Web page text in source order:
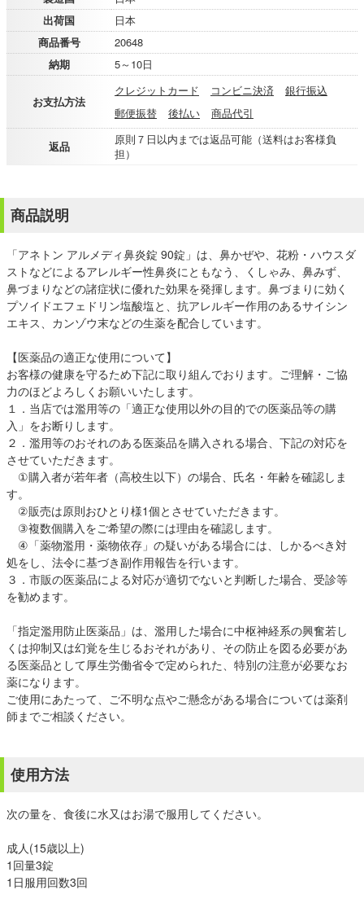
出荷国
日本
商品番号
20648
納期
5～10日
お支払方法
クレジットカード コンビニ決済
銀行振込
郵便振替
後払い 商品代引
返品
原則７日以内までは返品可能（送料はお客様負
担）
商品説明
「アネトン アルメディ鼻炎錠 90錠」は、鼻かぜや、花粉・ハウスダ
ストなどによるアレルギー性鼻炎にともなう、くしゃみ、鼻みず、
鼻づまりなどの諸症状に優れた効果を発揮します。鼻づまりに効く
プソイドエフェドリン塩酸塩と、抗アレルギー作用のあるサイシン
エキス、カンゾウ末などの生薬を配合しています。
【医薬品の適正な使用について】
お客様の健康を守るため下記に取り組んでおります。ご理解・ご協
力のほどよろしくお願いいたします。
１．当店では濫用等の「適正な使用以外の目的での医薬品等の購
入」をお断りします。
２．濫用等のおそれのある医薬品を購入される場合、下記の対応を
させていただきます。
①購入者が若年者（高校生以下）の場合、氏名・年齢を確認しま
す。
②販売は原則おひとり様1個とさせていただきます。
③複数個購入をご希望の際には理由を確認します。
④「薬物濫用・薬物依存」の疑いがある場合には、しかるべき対
処をし、法令に基づき副作用報告を行います。
３．市販の医薬品による対応が適切でないと判断した場合、受診等
を勧めます。
「指定濫用防止医薬品」は、濫用した場合に中枢神経系の興奮若し
くは抑制又は幻覚を生じるおそれがあり、その防止を図る必要があ
る医薬品として厚生労働省令で定められた、特別の注意が必要なお
薬になります。
ご使用にあたって、ご不明な点やご懸念がある場合については薬剤
師までご相談ください。
使用方法
次の量を、食後に水又はお湯で服用してください。
成人(15歳以上)
1回量3錠
1日服用回数3回